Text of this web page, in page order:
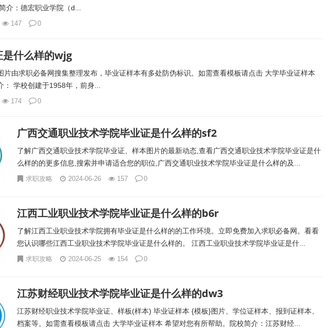
介：德宏职业学院（d...
147 0
是什么样的wjg
片由求职必备网搜集整理发布，毕业证样本有多处防伪标识。如需查看模板请点击 大学毕业证样本
学校创建于1958年，前身...
174 0
广西交通职业技术学院毕业证是什么样的sf2
了解广西交通职业技术学院毕业证、样本图片的最新动态,查看广西交通职业技术学院毕业证是什
么样的的更多信息,搜索并申请适合您的职位,广西交通职业技术学院毕业证是什么样的及...
求职攻略 2024-06-26 157 0
江西工业职业技术学院毕业证是什么样的b6r
了解江西工业职业技术学院拥有毕业证是什么样的的工作环境。立即免费加入求职必备网。看看
您认识哪些江西工业职业技术学院毕业证是什么样的。 江西工业职业技术学院毕业证是什...
求职攻略 2024-06-25 154 0
江苏财经职业技术学院毕业证是什么样的dw3
江苏财经职业技术学院毕业证、样板(样本) 毕业证样本 {模板}图片、学位证样本、报到证样本、
档案等。如需查看模板请点击 大学毕业证样本 希望对您有所帮助。院校简介：江苏财经...